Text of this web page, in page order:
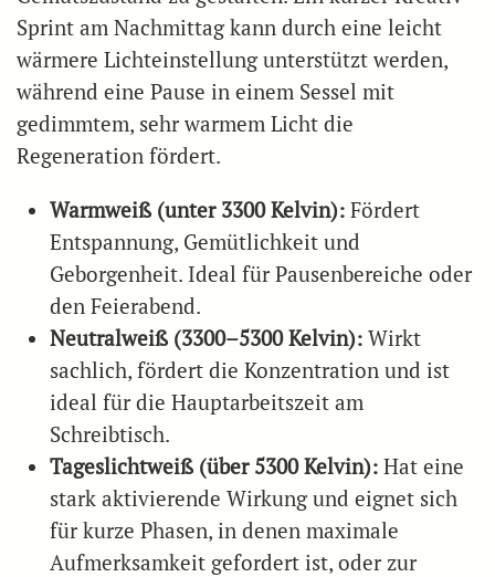
Sprint am Nachmittag kann durch eine leicht
wärmere Lichteinstellung unterstützt werden,
während eine Pause in einem Sessel mit
gedimmtem, sehr warmem Licht die
Regeneration fördert.
Warmweiß (unter 3300 Kelvin): Fördert
Entspannung, Gemütlichkeit und
Geborgenheit. Ideal für Pausenbereiche oder
den Feierabend.
Neutralweiß (3300–5300 Kelvin): Wirkt
sachlich, fördert die Konzentration und ist
ideal für die Hauptarbeitszeit am
Schreibtisch.
Tageslichtweiß (über 5300 Kelvin): Hat eine
stark aktivierende Wirkung und eignet sich
für kurze Phasen, in denen maximale
Aufmerksamkeit gefordert ist, oder zur